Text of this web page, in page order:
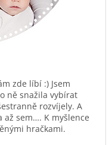
zde líbí :) Jsem
ně snažila vybírat
rozvíjely. A
až sem…. K myšlence
hračkami.